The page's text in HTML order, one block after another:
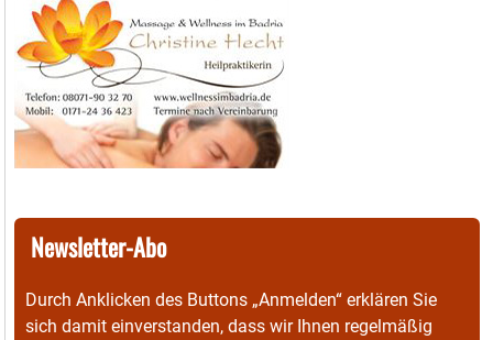
Newsletter-Abo
Durch Anklicken des Buttons „Anmelden“ erklären Sie
sich damit einverstanden, dass wir Ihnen regelmäßig